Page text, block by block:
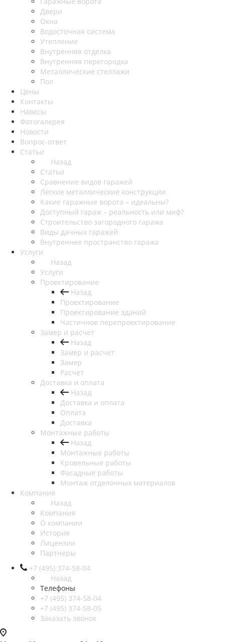
Двери
Окна
Водосточная система
Утепление
Внутренняя отделка
Внутренняя перегородка
Металлические стеллажи
Пол
Цены
Контакты
Навесы
Фотогалерея
Новости
Вопрос-ответ
Статьи
Назад
Статьи
Сравнение видов гаражей
Легкие металлические конструкции
Какие гаражные ворота – идеальны?
Доступный гараж – реальность или миф?
Строительство загородного гаража
Виды дачных гаражей
Внутреннее пространство гаража
Услуги
Назад
Услуги
Проектирование
Назад
Проектирование
Проектирование зданий
Частичное перепроектирование
Замер и расчет
Назад
Замер и расчет
Замер
Расчет
Доставка и оплата
Назад
Доставка и оплата
Оплата
Доставка
Монтажные работы
Назад
Монтажные работы
Кровельные работы
Фасадные работы
Монтаж отделочных материалов
Компания
Назад
Компания
О компании
История
Лицензии
Партнеры
+7 (495) 374-58-04
Назад
Телефоны
+7 (495) 374-58-04
+7 (495) 374-58-05
Заказать звонок